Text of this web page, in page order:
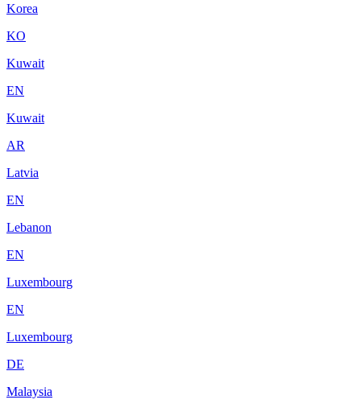
Korea
KO
Kuwait
EN
Kuwait
AR
Latvia
EN
Lebanon
EN
Luxembourg
EN
Luxembourg
DE
Malaysia